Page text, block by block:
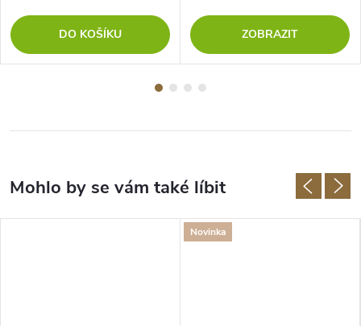
DO KOŠÍKU ZOBRAZIT
Novinka